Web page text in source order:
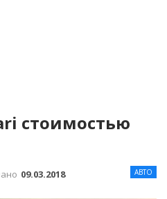
стоимостью
АВТО
09.03.2018